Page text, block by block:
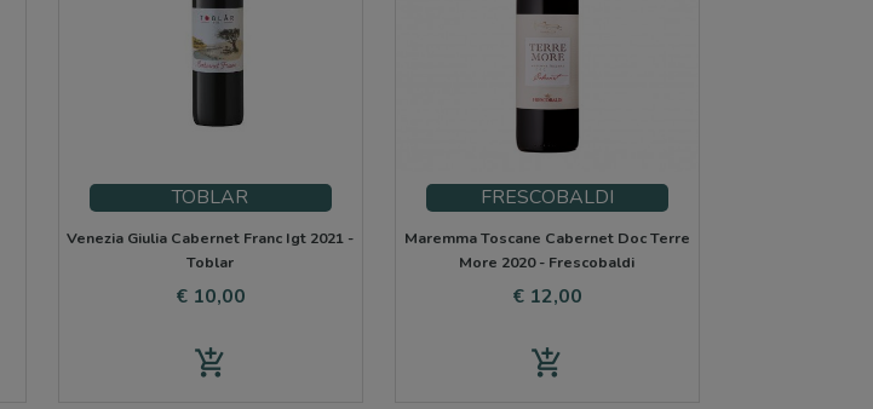
TOBLAR
Venezia Giulia Cabernet Franc Igt 2021 -
Toblar
Prijs
€ 10,00
add_shopping_cart
FRESCOBALDI
Maremma Toscane Cabernet Doc Terre
More 2020 - Frescobaldi
Prijs
€ 12,00
add_shopping_cart